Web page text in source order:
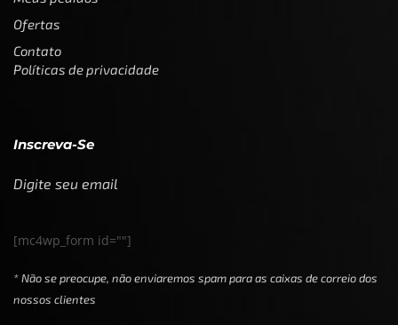
Ofertas
Contato
Políticas de privacidade
Inscreva-Se
Digite seu email
[mc4wp_form id=""]
* Não se preocupe, não enviaremos spam para as caixas de correio dos
nossos clientes